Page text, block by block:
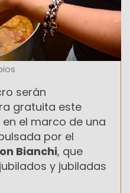
serán
gratuita este
el marco de una
por el
Bianchi, que
y jubiladas